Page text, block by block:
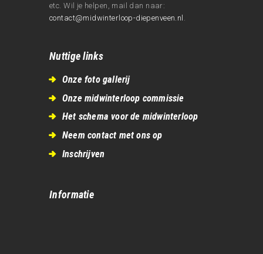
etc. Wil je helpen, mail dan naar:
contact@midwinterloop-diepenveen.nl
Nuttige links
Onze foto gallerij
Onze midwinterloop commissie
Het schema voor de midwinterloop
Neem contact met ons op
Inschrijven
Informatie